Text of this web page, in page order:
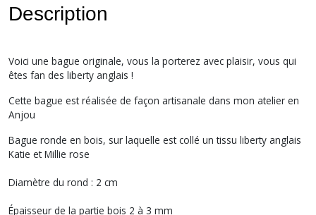
Description
Voici une bague originale, vous la porterez avec plaisir, vous qui
êtes fan des liberty anglais !
Cette bague est réalisée de façon artisanale dans mon atelier en
Anjou
Bague ronde en bois, sur laquelle est collé un tissu liberty anglais
Katie et Millie rose
Diamètre du rond : 2 cm
Épaisseur de la partie bois 2 à 3 mm